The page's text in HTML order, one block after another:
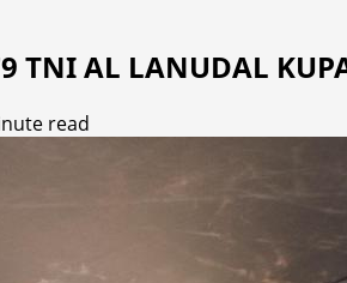
TNI AL LANUDAL
read